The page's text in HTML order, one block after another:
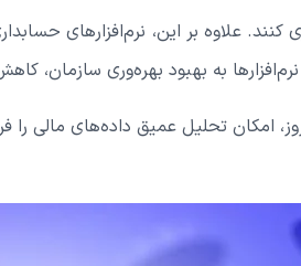
کنند. علاوه بر این، نرم‌افزارهای
به بهبود بهره‌وری
امکان تحلیل عمیق داده‌های مالی